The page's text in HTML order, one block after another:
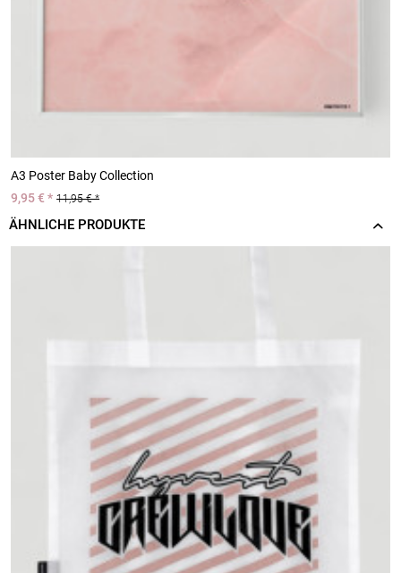
A3 Poster Baby Collection
9,95 € * 11,95 € *
ÄHNLICHE PRODUKTE